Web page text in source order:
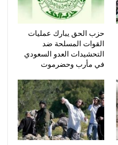
حزب الحق يبارك عمليات
القوات المسلحة ضد
التحشيدات العدو السعودي
في مأرب وحضرموت